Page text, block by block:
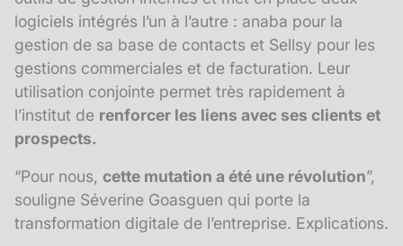
logiciels intégrés l’un à l’autre : anaba pour la
gestion de sa base de contacts et Sellsy pour les
gestions commerciales et de facturation. Leur
utilisation conjointe permet très rapidement à
l’institut de renforcer les liens avec ses clients et
prospects.
“Pour nous, cette mutation a été une révolution”,
souligne Séverine Goasguen qui porte la
transformation digitale de l’entreprise. Explications.